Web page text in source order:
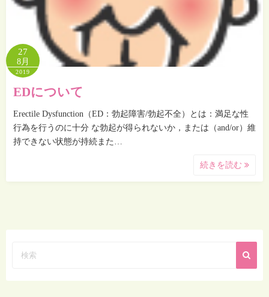
27
8月
2019
EDについて
Erectile Dysfunction（ED：勃起障害/勃起不全）とは：満足な性
行為を行うのに十分 な勃起が得られないか，または（and/or）維
持できない状態が持続また…
続きを読む